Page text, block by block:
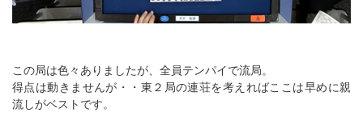
この局は色々ありましたが、全員テンパイで流局。
得点は動きませんが・・東２局の連荘を考えればここは早めに親
流しがベストです。